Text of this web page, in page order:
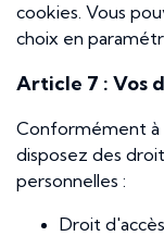
cookies. Vous
choix en
Article 7 : Vos
Conformément à
disposez des
personnelles :
Droit d'accès